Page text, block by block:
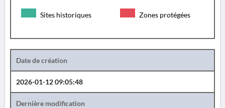
Sites historiques Zones protégées
Date de création
2026-01-12 09:05:48
Dernière modification